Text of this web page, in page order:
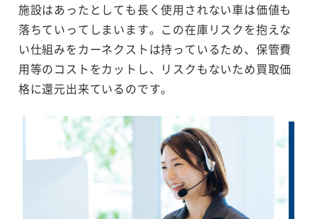
施設はあったとしても長く使用されない車は価値も
落ちていってしまいます。この在庫リスクを抱えな
い仕組みをカーネクストは持っているため、保管費
用等のコストをカットし、リスクもないため買取価
格に還元出来ているのです。